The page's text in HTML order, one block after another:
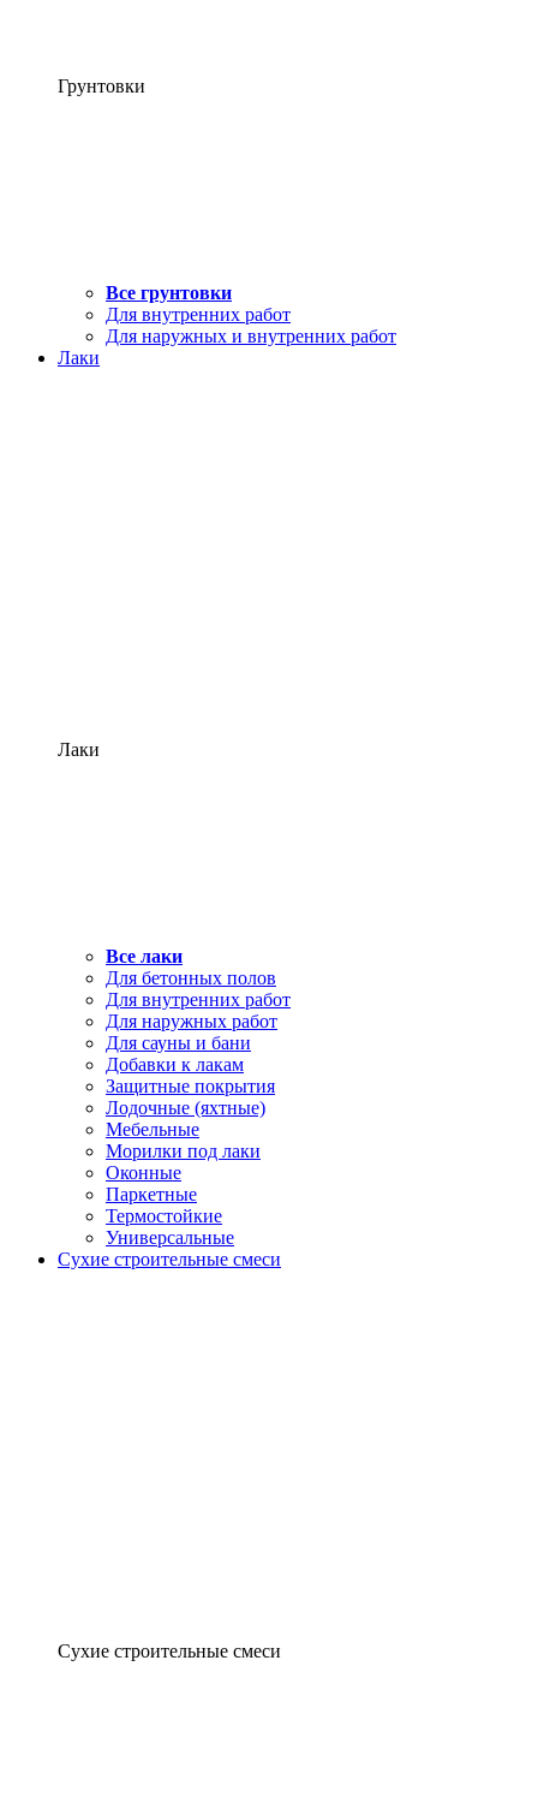
Грунтовки
Все грунтовки
Для внутренних работ
Для наружных и внутренних работ
Лаки
Лаки
Все лаки
Для бетонных полов
Для внутренних работ
Для наружных работ
Для сауны и бани
Добавки к лакам
Защитные покрытия
Лодочные (яхтные)
Мебельные
Морилки под лаки
Оконные
Паркетные
Термостойкие
Универсальные
Сухие строительные смеси
Сухие строительные смеси